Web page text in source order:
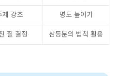
제 강조
명도 높이기
질 결정 삼등분의 법칙 활용